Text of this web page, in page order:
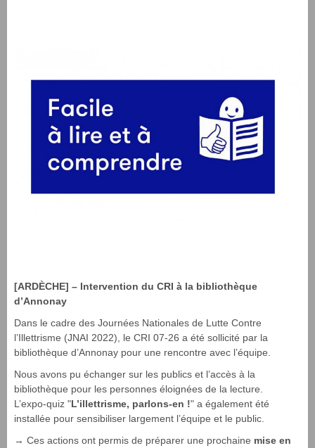
[ARDÈCHE] – Intervention du CRI à la bibliothèque
d’Annonay
Dans le cadre des Journées Nationales de Lutte Contre
l’Illettrisme (JNAI 2022), le CRI 07-26 a été sollicité par la
bibliothèque d’Annonay pour une rencontre avec l’équipe.
Nous avons pu échanger sur les publics et l’accès à la
bibliothèque pour les personnes éloignées de la lecture.
L’expo-quiz "L’illettrisme, parlons-en !" a également été
installée pour sensibiliser largement l’équipe et le public.
→ Ces actions ont permis de préparer une prochaine mise en